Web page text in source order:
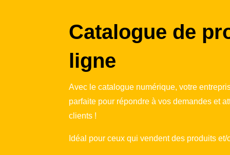
Catalogue de
ligne
Avec le catalogue numérique, votre
parfaite pour répondre à vos demandes et
clients !
Idéal pour ceux qui vendent des produits et/